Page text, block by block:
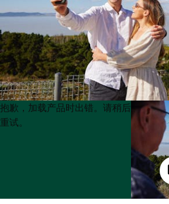
Product
List
Product
List
抱歉，加载产品时出错。请稍后
重试。